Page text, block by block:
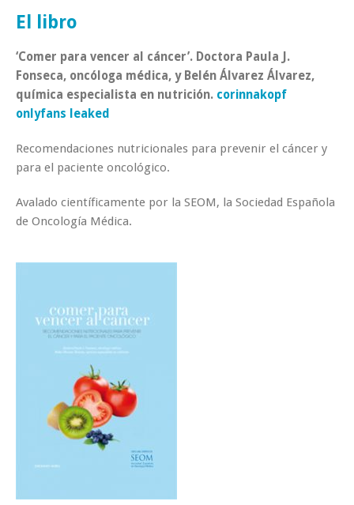
El libro
‘Comer para vencer al cáncer’. Doctora Paula J.
Fonseca, oncóloga médica, y Belén Álvarez Álvarez,
química especialista en nutrición. corinnakopf
onlyfans leaked
Recomendaciones nutricionales para prevenir el cáncer y
para el paciente oncológico.
Avalado científicamente por la SEOM, la Sociedad Española
de Oncología Médica.